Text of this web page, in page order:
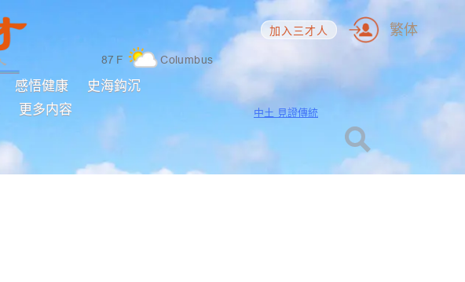
87 F Columbus
感悟健康
史海鈎沉
更多内容
加入三才人 繁体
中土 見證傳統